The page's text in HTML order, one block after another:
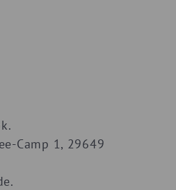
Camp 1, 29649